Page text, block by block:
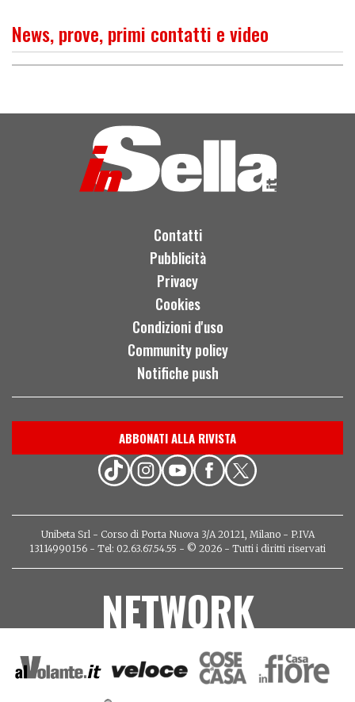
News, prove, primi contatti e video
omaggio alla XT 500
Contatti
Pubblicità
Privacy
Cookies
Condizioni d'uso
Community policy
Notifiche push
ABBONATI ALLA RIVISTA
Unibeta Srl - Corso di Porta Nuova 3/A 20121, Milano - P.IVA
13114990156 - Tel: 02.63.67.54.55 - © 2026 - Tutti i diritti riservati
NETWORK